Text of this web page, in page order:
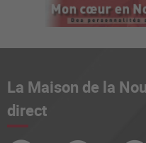
La Maison de la
direct